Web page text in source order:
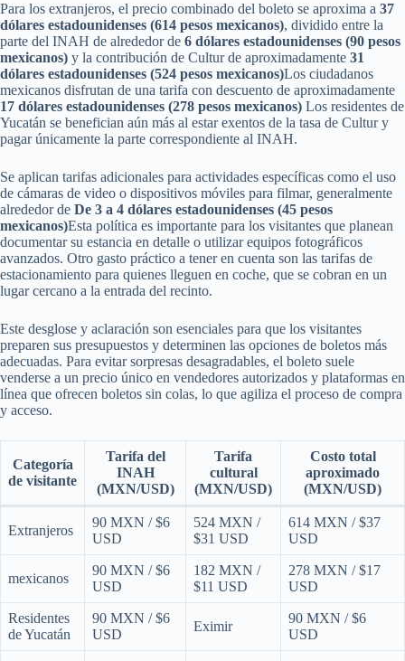
Para los extranjeros, el precio combinado del boleto se aproxima a 37
dólares estadounidenses (614 pesos mexicanos), dividido entre la
parte del INAH de alrededor de 6 dólares estadounidenses (90 pesos
mexicanos) y la contribución de Cultur de aproximadamente 31
dólares estadounidenses (524 pesos mexicanos)Los ciudadanos
mexicanos disfrutan de una tarifa con descuento de aproximadamente
17 dólares estadounidenses (278 pesos mexicanos) Los residentes de
Yucatán se benefician aún más al estar exentos de la tasa de Cultur y
pagar únicamente la parte correspondiente al INAH.
Se aplican tarifas adicionales para actividades específicas como el uso
de cámaras de video o dispositivos móviles para filmar, generalmente
alrededor de De 3 a 4 dólares estadounidenses (45 pesos
mexicanos)Esta política es importante para los visitantes que planean
documentar su estancia en detalle o utilizar equipos fotográficos
avanzados. Otro gasto práctico a tener en cuenta son las tarifas de
estacionamiento para quienes lleguen en coche, que se cobran en un
lugar cercano a la entrada del recinto.
Este desglose y aclaración son esenciales para que los visitantes
preparen sus presupuestos y determinen las opciones de boletos más
adecuadas. Para evitar sorpresas desagradables, el boleto suele
venderse a un precio único en vendedores autorizados y plataformas en
línea que ofrecen boletos sin colas, lo que agiliza el proceso de compra
y acceso.
Categoría
de visitante
Tarifa del
INAH
(MXN/USD)
Tarifa
cultural
(MXN/USD)
Costo total
aproximado
(MXN/USD)
Extranjeros
90 MXN / $6
USD
524 MXN /
$31 USD
614 MXN / $37
USD
mexicanos
90 MXN / $6
USD
182 MXN /
$11 USD
278 MXN / $17
USD
Residentes
de Yucatán
90 MXN / $6
USD
Eximir
90 MXN / $6
USD